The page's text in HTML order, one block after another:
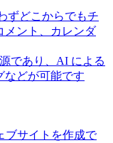
ずどこからでもチ
メント、カレンダ
であり、AI による
などが可能です
ブサイトを作成で